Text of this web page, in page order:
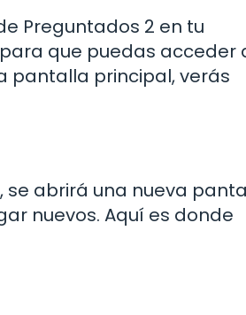
Preguntados 2 en tu
que puedas acceder
pantalla principal, verás
se abrirá una nueva
nuevos. Aquí es donde